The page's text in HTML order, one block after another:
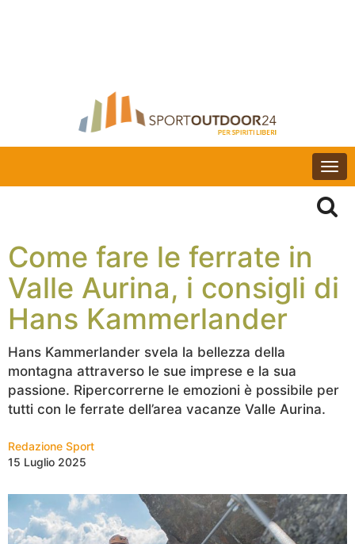
Come fare le ferrate in
Valle Aurina, i consigli di
Hans Kammerlander
Hans Kammerlander svela la bellezza della
montagna attraverso le sue imprese e la sua
passione. Ripercorrerne le emozioni è possibile per
tutti con le ferrate dell’area vacanze Valle Aurina.
Redazione Sport
15 Luglio 2025